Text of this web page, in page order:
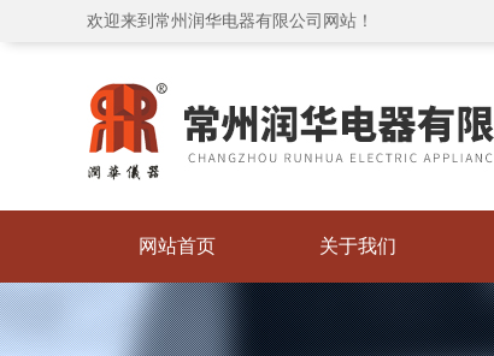
欢迎来到常州润华电器有限公司网站！
网站首页 关于我们